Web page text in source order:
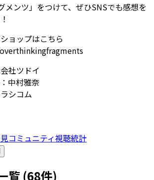
メンツ」をつけて、ぜひSNSでも感想を
ョップはこちら
社ツドイ
中村雅奈
シコム
コミュニティ視聴統計
覧 (68件)